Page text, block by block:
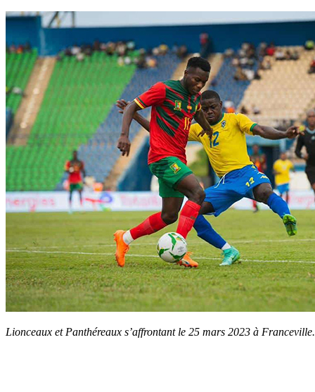
Lionceaux et Panthéreaux s’affrontant le 25 mars 2023 à